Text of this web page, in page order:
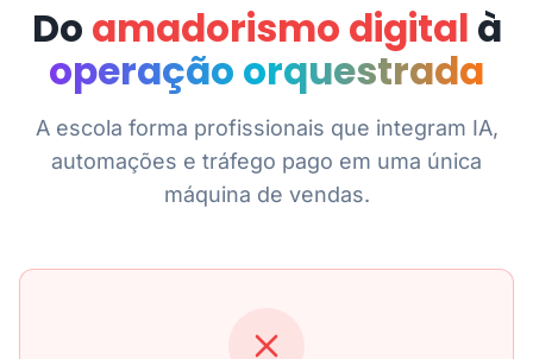
Do amadorismo digital à
operação orquestrada
A escola forma profissionais que integram IA,
automações e tráfego pago em uma única
máquina de vendas.